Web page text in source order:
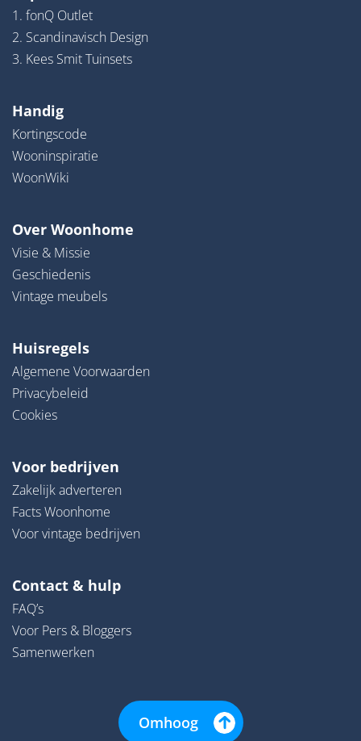
1. fonQ Outlet
2. Scandinavisch Design
3. Kees Smit Tuinsets
Handig
Kortingscode
Wooninspiratie
WoonWiki
Over Woonhome
Visie & Missie
Geschiedenis
Vintage meubels
Huisregels
Algemene Voorwaarden
Privacybeleid
Cookies
Voor bedrijven
Zakelijk adverteren
Facts Woonhome
Voor vintage bedrijven
Contact & hulp
FAQ’s
Voor Pers & Bloggers
Samenwerken
Omhoog